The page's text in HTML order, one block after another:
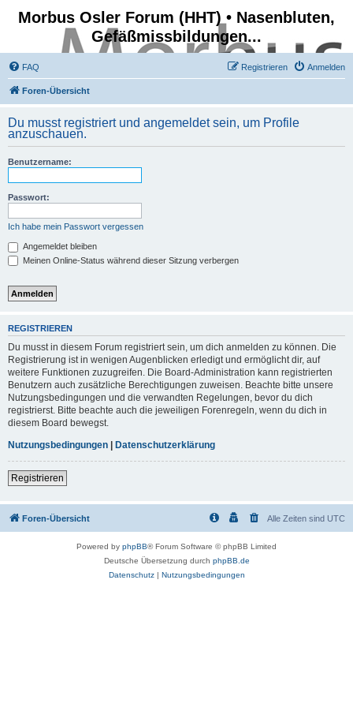
Morbus Osler Forum (HHT) • Nasenbluten,
Gefäßmissbildungen...
FAQ Anmelden
Registrieren
Foren-Übersicht
Du musst registriert und angemeldet sein, um Profile
anzuschauen.
Benutzername:
Passwort:
Ich habe mein Passwort vergessen
Angemeldet bleiben
Meinen Online-Status während dieser Sitzung verbergen
REGISTRIEREN
Du musst in diesem Forum registriert sein, um dich anmelden zu können. Die
Registrierung ist in wenigen Augenblicken erledigt und ermöglicht dir, auf
weitere Funktionen zuzugreifen. Die Board-Administration kann registrierten
Benutzern auch zusätzliche Berechtigungen zuweisen. Beachte bitte unsere
Nutzungsbedingungen und die verwandten Regelungen, bevor du dich
registrierst. Bitte beachte auch die jeweiligen Forenregeln, wenn du dich in
diesem Board bewegst.
Nutzungsbedingungen | Datenschutzerklärung
Registrieren
Foren-Übersicht Alle Zeiten sind UTC
Powered by phpBB® Forum Software © phpBB Limited
Deutsche Übersetzung durch phpBB.de
Datenschutz| Nutzungsbedingungen